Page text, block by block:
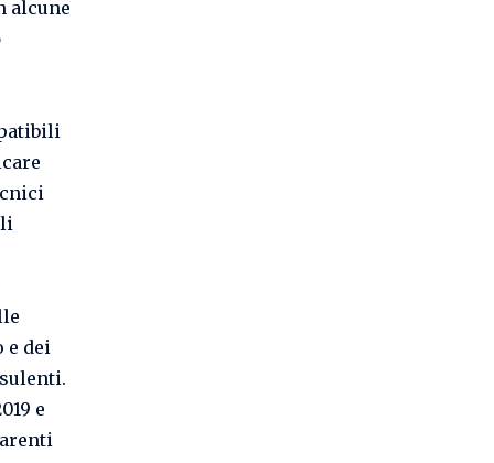
alcune
e dei
e